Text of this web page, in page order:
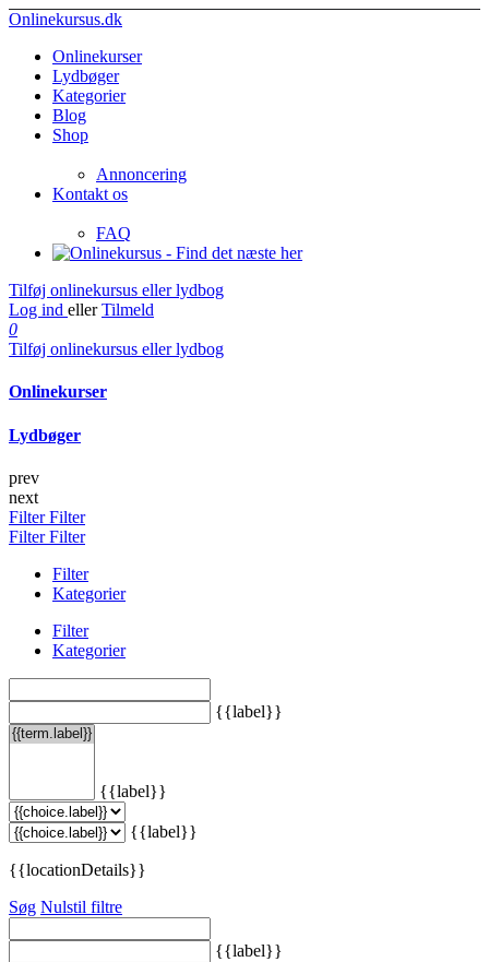
Onlinekursus.dk
Onlinekurser
Lydbøger
Kategorier
Blog
Shop
Annoncering
Kontakt os
FAQ
Tilføj onlinekursus eller lydbog
Log ind eller Tilmeld
0
Tilføj onlinekursus eller lydbog
Onlinekurser
Lydbøger
prev
next
FilterFilter
FilterFilter
Filter
Kategorier
Filter
Kategorier
{{label}}
{{label}}
{{label}}
{{locationDetails}}
Søg Nulstil filtre
{{label}}